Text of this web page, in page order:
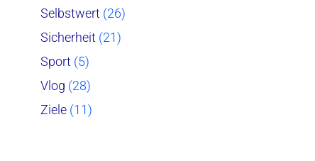
Selbstwert (26)
Sicherheit (21)
Sport (5)
Vlog (28)
Ziele (11)